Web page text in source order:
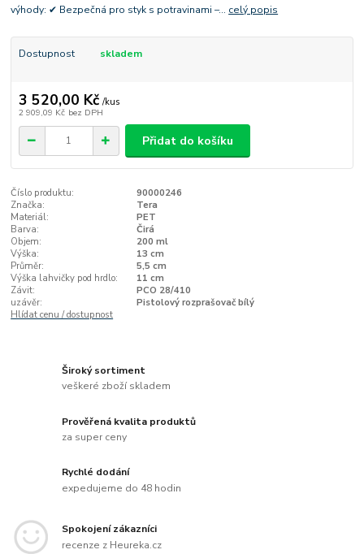
výhody: ✔ Bezpečná pro styk s potravinami –... celý popis
Dostupnost skladem
3 520,00 Kč /kus
2 909,09 Kč bez DPH
Přidat do košíku
Číslo produktu:
90000246
Značka:
Tera
Materiál:
PET
Barva:
Čirá
Objem:
200 ml
Výška:
13 cm
Průměr:
5,5 cm
Výška lahvičky pod hrdlo:
11 cm
Závit:
PCO 28/410
uzávěr:
Pistolový rozprašovač bílý
Hlídat cenu / dostupnost
Široký sortiment
veškeré zboží skladem
Prověřená kvalita produktů
za super ceny
Rychlé dodání
expedujeme do 48 hodin
Spokojení zákazníci
recenze z Heureka.cz